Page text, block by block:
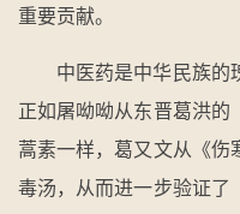
重要贡献。
中医药是中华民族的
正如屠呦呦从东晋葛洪的
蒿素一样，葛又文从《伤
毒汤，从而进一步验证了